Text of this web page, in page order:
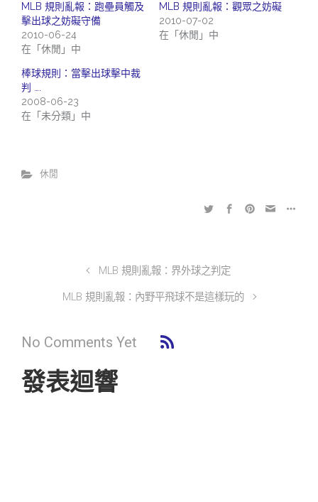
MLB 規則亂報：跑壘員觸及
擊出球之妨礙守備
2010-06-24
在「休閒」中
MLB 規則亂報：觀眾之妨礙
2010-07-02
在「休閒」中
棒球規則：當擊出球擊中裁
判 ….
2008-06-23
在「未分類」中
休閒
MLB 規則亂報：界外球之判定
MLB 規則亂報：內野平飛球不是這樣玩的
No Comments Yet
發表迴響